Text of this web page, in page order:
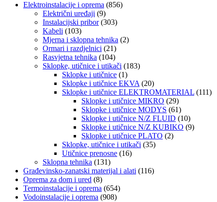
Elektroinstalacije i oprema (856)
Električni uređaji (9)
Instalacijski pribor (303)
Kabeli (103)
Mjerna i sklopna tehnika (2)
Ormari i razdjelnici (21)
Rasvjetna tehnika (104)
Sklopke, utičnice i utikači (183)
Sklopke i utičnice (1)
Sklopke i utičnice EKVA (20)
Sklopke i utičnice ELEKTROMATERIAL (111)
Sklopke i utičnice MIKRO (29)
Sklopke i utičnice MODYS (61)
Sklopke i utičnice N/Z FLUID (10)
Sklopke i utičnice N/Z KUBIKO (9)
Sklopke i utičnice PLATO (2)
Sklopke, utičnice i utikači (35)
Utičnice prenosne (16)
Sklopna tehnika (131)
Građevinsko-zanatski materijal i alati (116)
Oprema za dom i ured (8)
Termoinstalacije i oprema (654)
Vodoinstalacije i oprema (908)